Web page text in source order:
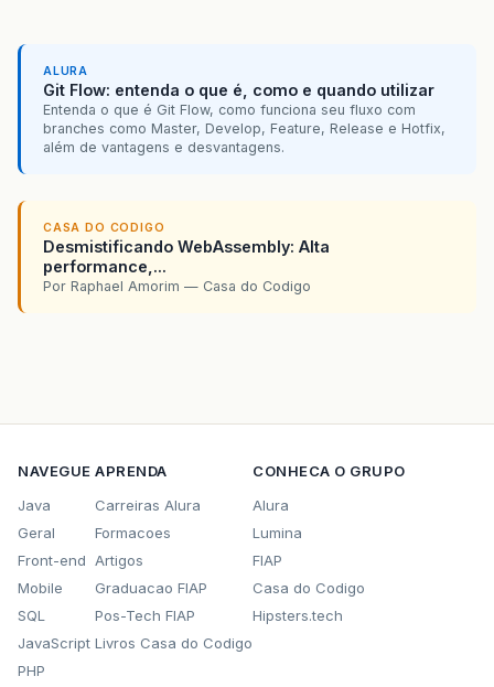
ALURA
Git Flow: entenda o que é, como e quando utilizar
Entenda o que é Git Flow, como funciona seu fluxo com
branches como Master, Develop, Feature, Release e Hotfix,
além de vantagens e desvantagens.
CASA DO CODIGO
Desmistificando WebAssembly: Alta
performance,...
Por Raphael Amorim — Casa do Codigo
NAVEGUE
Java
Geral
Front-end
Mobile
SQL
JavaScript
PHP
APRENDA
Carreiras Alura
Formacoes
Artigos
Graduacao FIAP
Pos-Tech FIAP
Livros Casa do Codigo
CONHECA O GRUPO
Alura
Lumina
FIAP
Casa do Codigo
Hipsters.tech